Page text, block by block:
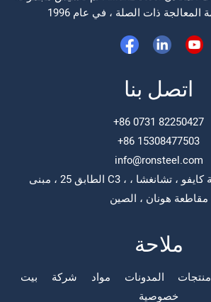
اتصل بنا
+86 0731 82250427
+86 15308477503
info@ronsteel.com
الطابق 25 ، مبنى C3 ، واندا بلازا ، مقاطعة كايفو ، تشانغشا ،
مقاطعة هونان ، الصين
ملاحة
بيت شركة مواد المدونات منتجات
خصوصية